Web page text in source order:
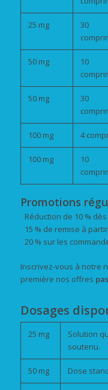
25 mg
30
50 mg
10
50 mg
30
100 mg 4
100 mg
10
Promotions
Réduction de 10 % dès
15 % de remise à
20 % sur les
Inscrivez-vous à notre
première nos offres
Dosages
25 mg
Solution
soutenu.
50 mg Dose